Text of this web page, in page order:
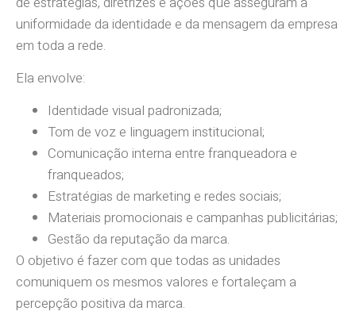
uniformidade da identidade e da mensagem da empresa
em toda a rede.
Ela envolve:
Identidade visual padronizada;
Tom de voz e linguagem institucional;
Comunicação interna entre franqueadora e
franqueados;
Estratégias de marketing e redes sociais;
Materiais promocionais e campanhas publicitárias;
Gestão da reputação da marca.
O objetivo é fazer com que todas as unidades
comuniquem os mesmos valores e fortaleçam a
percepção positiva da marca.